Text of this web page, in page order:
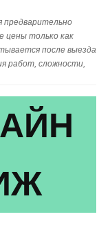
предварительно
цены только как
после выезда
работ, сложности,